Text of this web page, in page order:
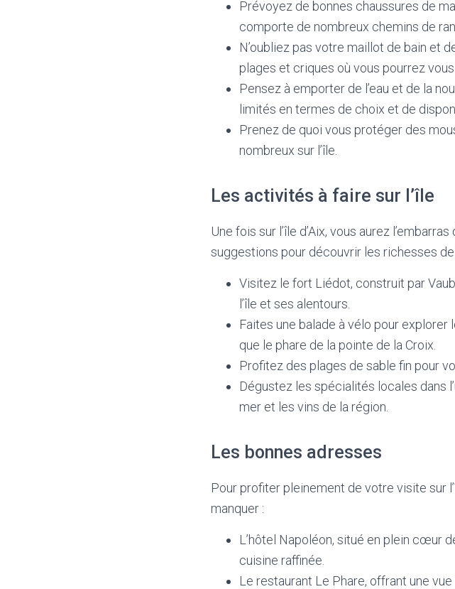
Prévoyez de bonnes chaussures de
comporte de nombreux chemins de
N’oubliez pas votre maillot de bain et
plages et criques où vous pourrez vous
Pensez à emporter de l’eau et de la
limités en termes de choix et de
Prenez de quoi vous protéger des
nombreux sur l’île.
Les activités à faire sur l’île
Une fois sur l’île d’Aix, vous aurez
suggestions pour découvrir les richesses de
Visitez le fort Liédot, construit par
l’île et ses alentours.
Faites une balade à vélo pour
que le phare de la pointe de la Croix.
Profitez des plages de sable fin pour
Dégustez les spécialités locales dans
mer et les vins de la région.
Les bonnes adresses
Pour profiter pleinement de votre visite sur
manquer :
L’hôtel Napoléon, situé en plein cœur
cuisine raffinée.
Le restaurant Le Phare, offrant une